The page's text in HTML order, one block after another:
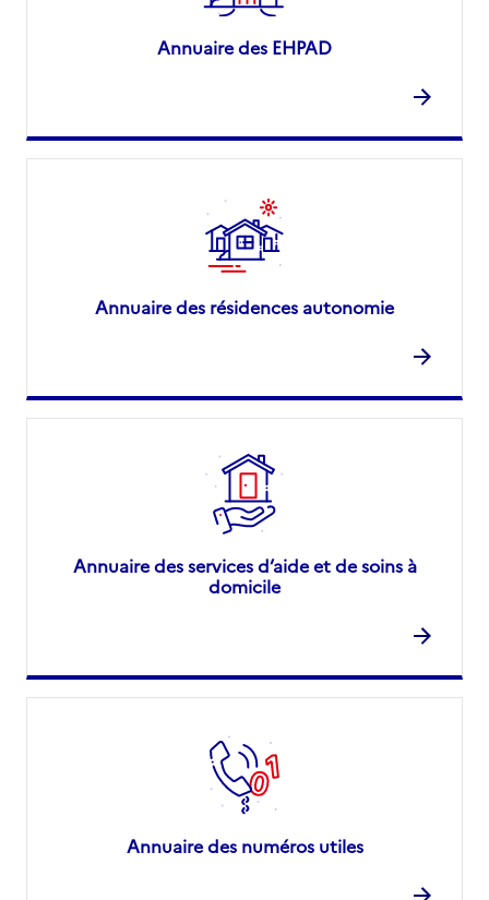
Annuaire des EHPAD
Annuaire des résidences autonomie
Annuaire des services d’aide et de soins à
domicile
Annuaire des numéros utiles